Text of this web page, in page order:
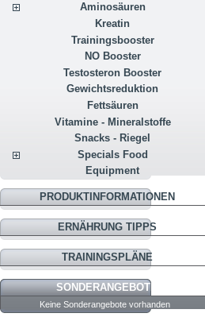
Aminosäuren
Kreatin
Trainingsbooster
NO Booster
Testosteron Booster
Gewichtsreduktion
Fettsäuren
Vitamine - Mineralstoffe
Snacks - Riegel
Specials Food
Equipment
PRODUKTINFORMATIONEN
ERNÄHRUNG TIPPS
TRAININGSPLÄNE
SONDERANGEBOTE
Keine Sonderangebote vorhanden